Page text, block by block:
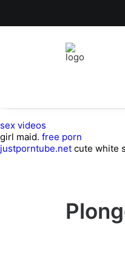
sex videos
girl maid. free porn
justporntube.net cute white